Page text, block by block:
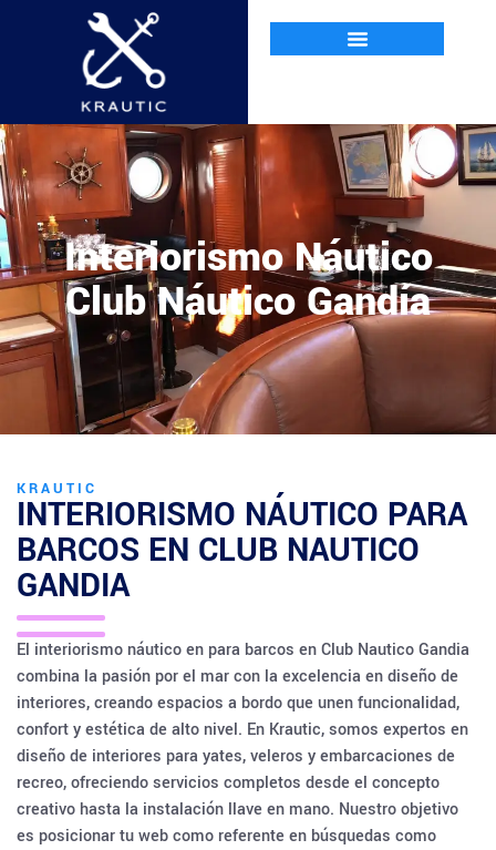
Interiorismo Náutico
Club Náutico Gandía
KRAUTIC
INTERIORISMO NÁUTICO PARA
BARCOS EN CLUB NAUTICO
GANDIA
El interiorismo náutico en para barcos en Club Nautico Gandia
combina la pasión por el mar con la excelencia en diseño de
interiores, creando espacios a bordo que unen funcionalidad,
confort y estética de alto nivel. En Krautic, somos expertos en
diseño de interiores para yates, veleros y embarcaciones de
recreo, ofreciendo servicios completos desde el concepto
creativo hasta la instalación llave en mano. Nuestro objetivo
es posicionar tu web como referente en búsquedas como